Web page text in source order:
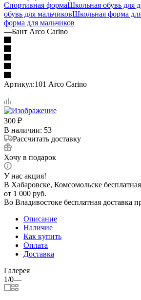
Спортивная формаШкольная обувь для
обувь для мальчиковШкольная форма
форма для мальчиков
—Бант Arco Carino
Артикул:101 Arco Carino
300 ₽
В наличии: 53
Рассчитать доставку
Хочу в подарок
У нас акция!
В Хабаровске, Комсомольске бесплатная
от 1 000 руб.
Во Владивостоке бесплатная доставка
Описание
Наличие
Как купить
Оплата
Доставка
Галерея
1/0—